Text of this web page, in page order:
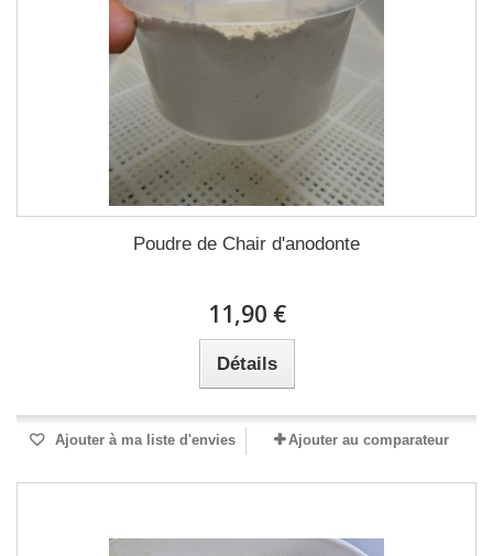
Poudre de Chair d'anodonte
11,90 €
Détails
Ajouter à ma liste d'envies Ajouter au comparateur